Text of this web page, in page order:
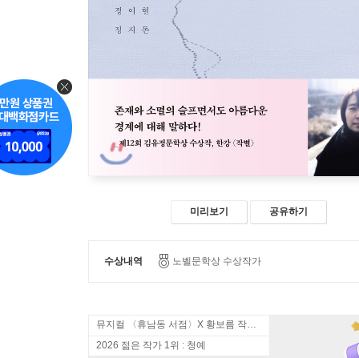
미리보기 공유하기
수상내역 노벨문학상 수상작가
2026 젊은 작가 1위 : 청예